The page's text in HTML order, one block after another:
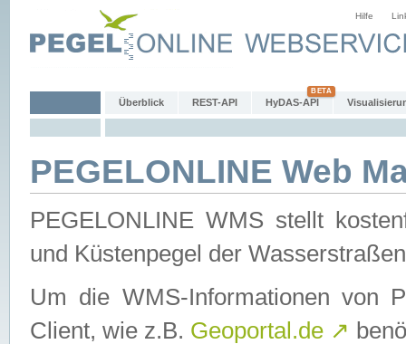
Hilfe
Überblick REST-API HyDAS-API
PEGELONLINE Web
PEGELONLINE WMS stellt
und Küstenpegel der
Um die WMS-Informationen von
Client, wie z.B. Geoportal.de ↗